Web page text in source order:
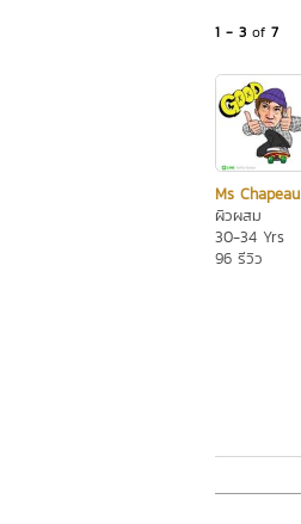
1 - 3 of 7
Ms Chapeau
ผิวผสม
30-34 Yrs
96 รีวิว